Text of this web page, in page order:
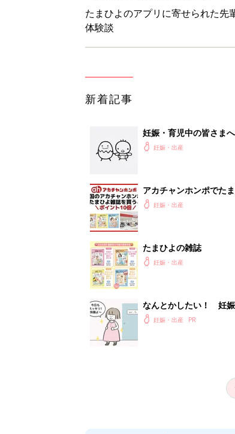
たまひよのアプリに寄せられた先
体験談
新着記事
妊娠・育児中の皆さま
妊娠・出産
アカチャンホンポでた
妊娠・出産
たまひよの雑誌
妊娠・出産
なんとかしたい！ 妊
妊娠・出産